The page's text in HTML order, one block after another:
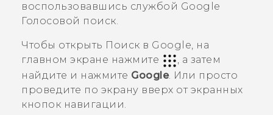
воспользовавшись службой Google
Голосовой поиск.
Чтобы открыть Поиск в Google, на
главном экране нажмите
, а затем
найдите и нажмите Google. Или просто
проведите по экрану вверх от экранных
кнопок навигации.